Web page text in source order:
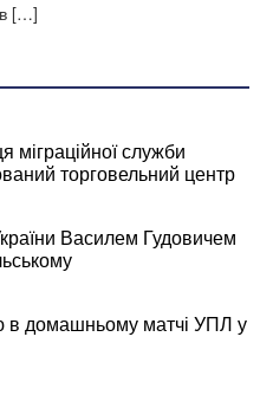
[…]
міграційної служби
торговельний центр
Василем Гудовичем
в домашньому матчі УПЛ у